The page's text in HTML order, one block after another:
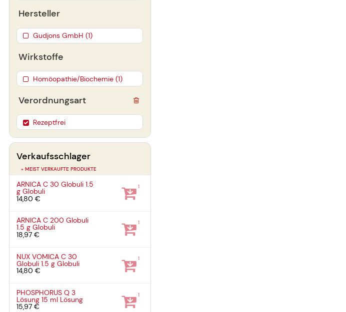
Hersteller
Gudjons GmbH (1)
Wirkstoffe
Homöopathie/Biochemie (1)
Verordnungsart
Rezeptfrei
Verkaufsschlager
» MEIST VERKAUFTE PRODUKTE
ARNICA C 30 Globuli1.5
gGlobuli
14,80 €
1
ARNICA C 200 Globuli
1.5 gGlobuli
18,97 €
1
NUX VOMICA C 30
Globuli1.5 gGlobuli
14,80 €
1
PHOSPHORUS Q 3
Lösung15 ml Lösung
15,97 €
1